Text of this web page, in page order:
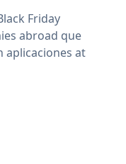
Friday
abroad que
aplicaciones at